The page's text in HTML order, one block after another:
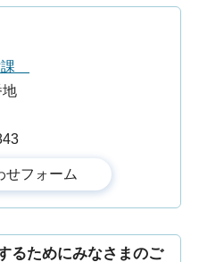
課
地
るためにみなさまのご